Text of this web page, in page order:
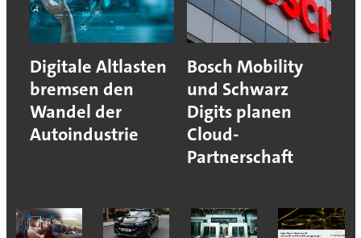
Digitale Altlasten
bremsen den
Wandel der
Autoindustrie
Bosch Mobility
und Schwarz
Digits planen
Cloud-
Partnerschaft